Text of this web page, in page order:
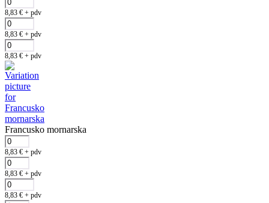
8,83 € + pdv
8,83 € + pdv
8,83 € + pdv
Francusko mornarska
8,83 € + pdv
8,83 € + pdv
8,83 € + pdv